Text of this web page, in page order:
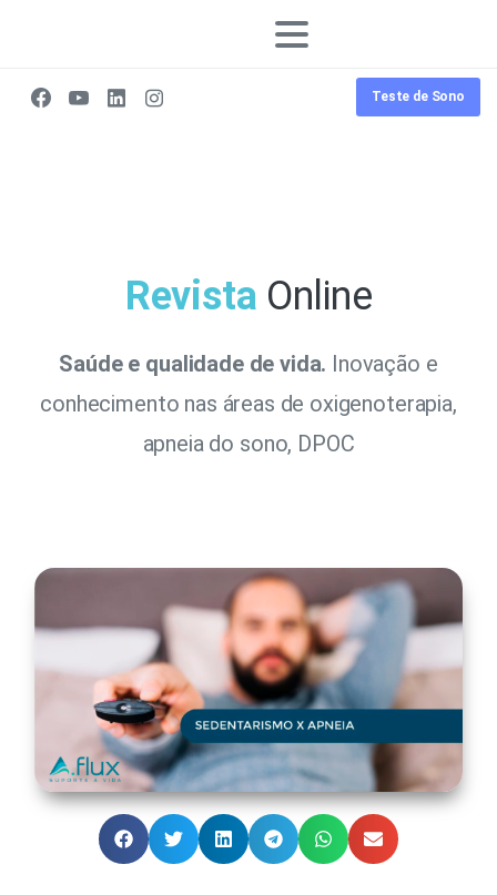
Teste de Sono
Revista Online
Saúde e qualidade de vida. Inovação e
conhecimento nas áreas de oxigenoterapia,
apneia do sono, DPOC